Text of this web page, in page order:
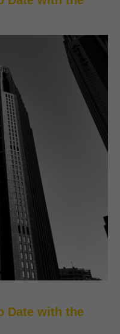
Date with the